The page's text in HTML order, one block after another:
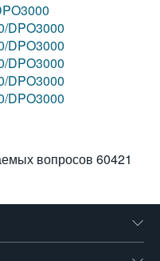
DPO3000
DPO3000
DPO3000
DPO3000
DPO3000
вопросов 60421